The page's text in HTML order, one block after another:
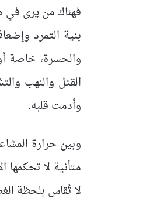
فهناك من يرى في
بنية التمرد
والحسرة، خاصة
القتل والنهب
وأدمت قلبه.
وبين حرارة
متأنية لا تحكمها
لا تُقاس بلحظة